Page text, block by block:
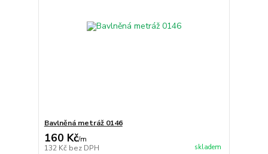
Bavlněná metráž 0146
160 Kč/m
132 Kč bez DPH skladem